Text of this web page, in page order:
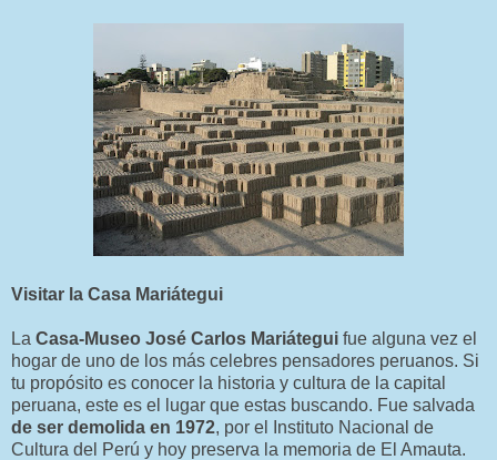
Visitar la Casa Mariátegui
La Casa-Museo José Carlos Mariátegui fue alguna vez el
hogar de uno de los más celebres pensadores peruanos. Si
tu propósito es conocer la historia y cultura de la capital
peruana, este es el lugar que estas buscando. Fue salvada
de ser demolida en 1972, por el Instituto Nacional de
Cultura del Perú y hoy preserva la memoria de El Amauta.